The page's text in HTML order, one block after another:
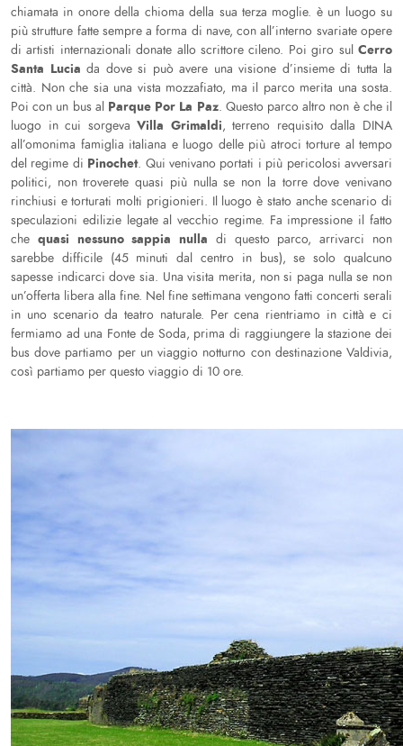
chiamata in onore della chioma della sua terza moglie. è un luogo su
più strutture fatte sempre a forma di nave, con all’interno svariate opere
di artisti internazionali donate allo scrittore cileno. Poi giro sul Cerro
Santa Lucia da dove si può avere una visione d’insieme di tutta la
città. Non che sia una vista mozzafiato, ma il parco merita una sosta.
Poi con un bus al Parque Por La Paz. Questo parco altro non è che il
luogo in cui sorgevaVilla Grimaldi, terreno requisito dalla DINA
all’omonima famiglia italiana e luogo delle più atroci torture al tempo
del regime di Pinochet. Qui venivano portati i più pericolosi avversari
politici, non troverete quasi più nulla se non la torre dove venivano
rinchiusi e torturati molti prigionieri. Il luogo è stato anche scenario di
speculazioni edilizie legate al vecchio regime. Fa impressione il fatto
che quasi nessuno sappia nulla di questo parco, arrivarci non
sarebbe difficile (45 minuti dal centro in bus), se solo qualcuno
sapesse indicarci dove sia. Una visita merita, non si paga nulla se non
un’offerta libera alla fine. Nel fine settimana vengono fatti concerti serali
in uno scenario da teatro naturale. Per cena rientriamo in città e ci
fermiamo ad una Fonte de Soda, prima di raggiungere la stazione dei
bus dove partiamo per un viaggio notturno con destinazione Valdivia,
così partiamo per questo viaggio di 10 ore.